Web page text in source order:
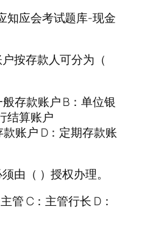
知应会考试题库-现金
按存款人可分为（
存款账户 B：单位银
结算账户
账户 D：定期存款账
由（ ）授权办理。
管 C：主管行长 D：